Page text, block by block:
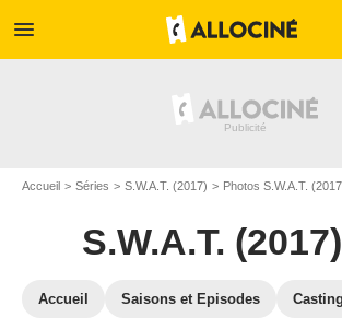
menu
Accueil Séries S.W.A.T. (2017) Photos S.W.A.T.
S.W.A.T. (2017)
Accueil Saisons et Episodes Casting